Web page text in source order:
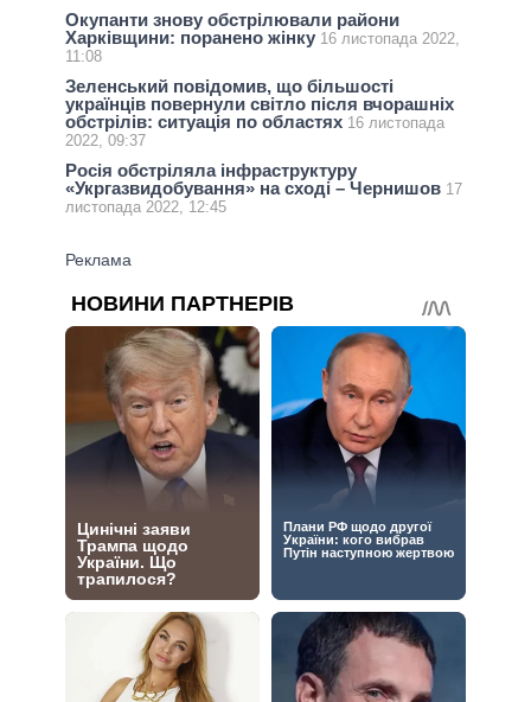
Окупанти знову обстрілювали райони
Харківщини: поранено жінку 16 листопада 2022,
11:08
Зеленський повідомив, що більшості
українців повернули світло після вчорашніх
обстрілів: ситуація по областях 16 листопада
2022, 09:37
Росія обстріляла інфраструктуру
«Укргазвидобування» на сході – Чернишов 17
листопада 2022, 12:45